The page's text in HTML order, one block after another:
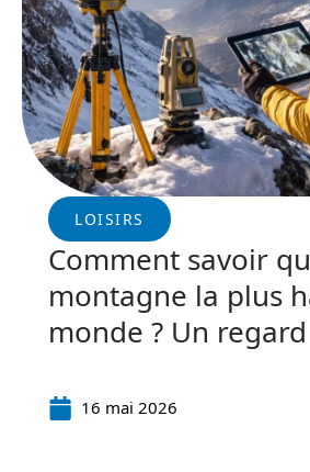
LOISIRS
Comment savoir
montagne la plus
monde ? Un
16 mai 2026